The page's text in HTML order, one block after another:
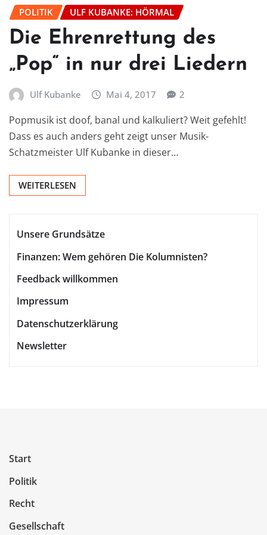
POLITIK ULF KUBANKE: HÖRMAL
Die Ehrenrettung des
„Pop“ in nur drei Liedern
Ulf Kubanke Mai 4, 2017 2
Popmusik ist doof, banal und kalkuliert? Weit gefehlt!
Dass es auch anders geht zeigt unser Musik-
Schatzmeister Ulf Kubanke in dieser…
WEITERLESEN
Unsere Grundsätze
Finanzen: Wem gehören Die Kolumnisten?
Feedback willkommen
Impressum
Datenschutzerklärung
Newsletter
Start
Politik
Recht
Gesellschaft